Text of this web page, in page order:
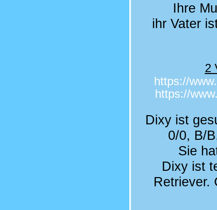
Ihre
ihr Vater
2
https://
https://
Dixy ist
0/0, B/
Sie
Dixy ist
Retriever.